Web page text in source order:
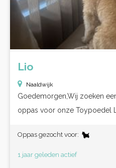
Lio
Naaldwijk
Goedemorgen,Wij zoeken
oppas voor onze Toypoedel
Oppas gezocht voor:
1 jaar geleden actief